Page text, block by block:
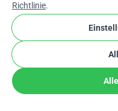
Benutzerdefinierten Tipp
Richtlinie.